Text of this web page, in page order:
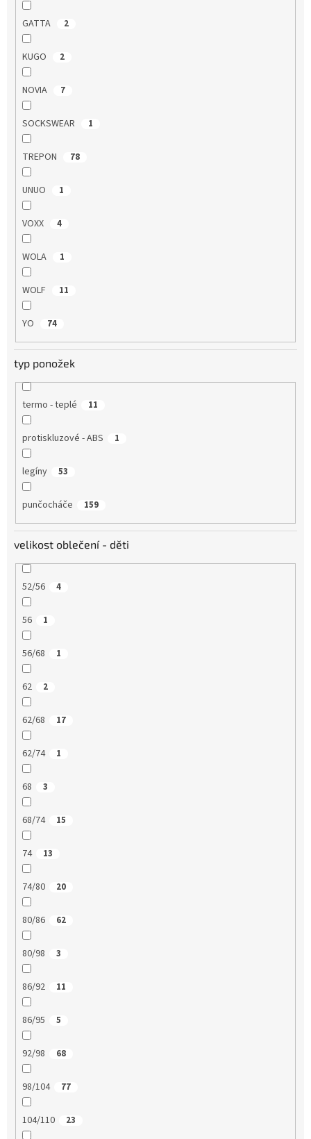
GATTA 2
KUGO 2
NOVIA 7
SOCKSWEAR 1
TREPON 78
UNUO 1
VOXX 4
WOLA 1
WOLF 11
YO 74
typ ponožek
termo - teplé 11
protiskluzové - ABS 1
legíny 53
punčocháče 159
velikost oblečení - děti
52/56 4
56 1
56/68 1
62 2
62/68 17
62/74 1
68 3
68/74 15
74 13
74/80 20
80/86 62
80/98 3
86/92 11
86/95 5
92/98 68
98/104 77
104/110 23